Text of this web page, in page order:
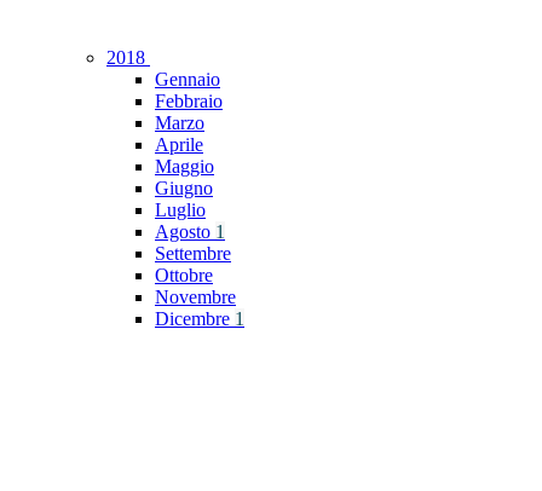
2018
Gennaio
Febbraio
Marzo
Aprile
Maggio
Giugno
Luglio
Agosto 1
Settembre
Ottobre
Novembre
Dicembre 1